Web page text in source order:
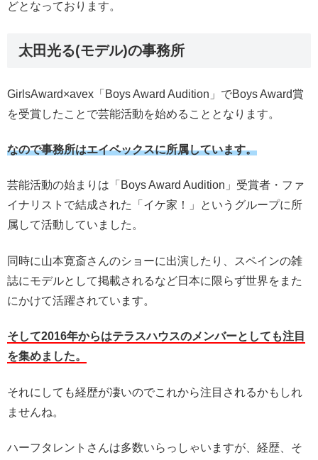
どとなっております。
太田光る(モデル)の事務所
GirlsAward×avex「Boys Award Audition」でBoys Award賞
を受賞したことで芸能活動を始めることとなります。
なので事務所はエイベックスに所属しています。
芸能活動の始まりは「Boys Award Audition」受賞者・ファ
イナリストで結成された「イケ家！」というグループに所
属して活動していました。
同時に山本寛斎さんのショーに出演したり、スペインの雑
誌にモデルとして掲載されるなど日本に限らず世界をまた
にかけて活躍されています。
そして2016年からはテラスハウスのメンバーとしても注目
を集めました。
それにしても経歴が凄いのでこれから注目されるかもしれ
ませんね。
ハーフタレントさんは多数いらっしゃいますが、経歴、そ